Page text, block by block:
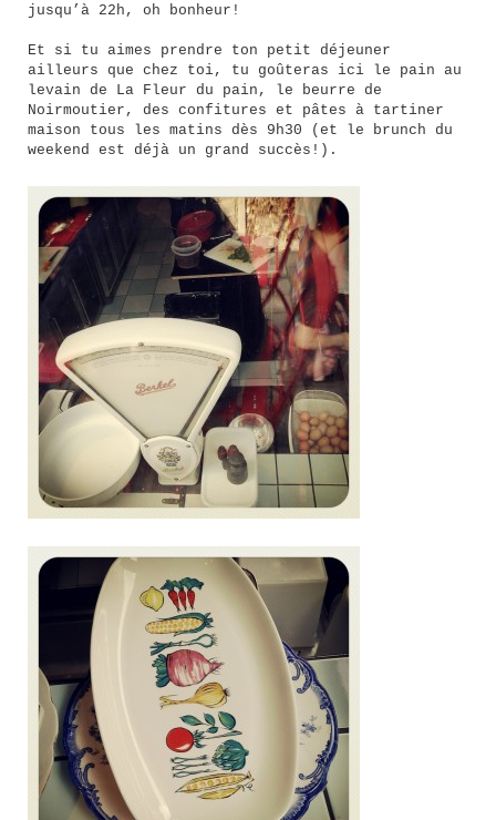
jusqu’à 22h, oh bonheur!
Et si tu aimes prendre ton petit déjeuner
ailleurs que chez toi, tu goûteras ici le pain au
levain de La Fleur du pain, le beurre de
Noirmoutier, des confitures et pâtes à tartiner
maison tous les matins dès 9h30 (et le brunch du
weekend est déjà un grand succès!).